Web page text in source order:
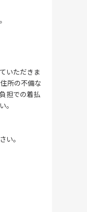
いただきま
所の不備な
担での着払
。
い。